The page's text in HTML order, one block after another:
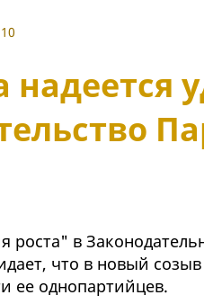
в
что в новый созыв
ее однопартийцев.